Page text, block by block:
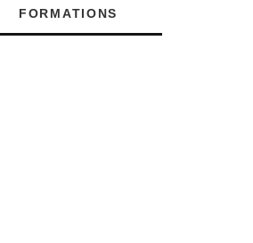
FORMATIONS